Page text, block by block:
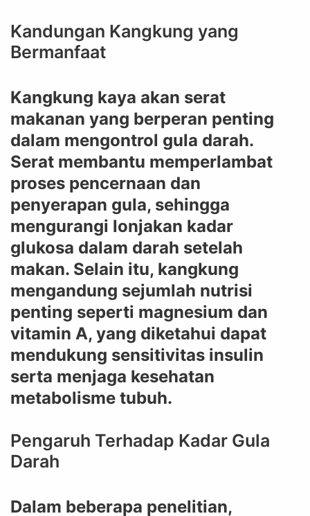
Kandungan Kangkung yang
Bermanfaat
Kangkung kaya akan serat
makanan yang berperan penting
dalam mengontrol gula darah.
Serat membantu memperlambat
proses pencernaan dan
penyerapan gula, sehingga
mengurangi lonjakan kadar
glukosa dalam darah setelah
makan. Selain itu, kangkung
mengandung sejumlah nutrisi
penting seperti magnesium dan
vitamin A, yang diketahui dapat
mendukung sensitivitas insulin
serta menjaga kesehatan
metabolisme tubuh.
Pengaruh Terhadap Kadar Gula
Darah
Dalam beberapa penelitian,